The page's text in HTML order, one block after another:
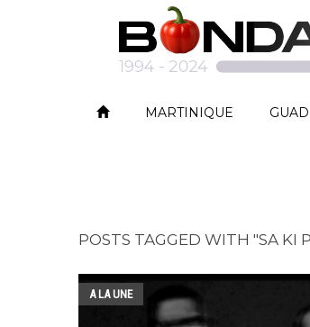
MARTINIQUE
POSTS TAGGED WITH "SA KI
A LA UNE